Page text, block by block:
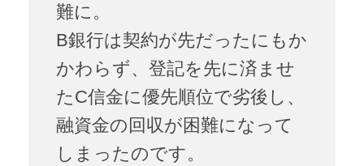
難に。
B銀行は契約が先だったにもか
かわらず、登記を先に済ませ
たC信金に優先順位で劣後し、
融資金の回収が困難になって
しまったのです。